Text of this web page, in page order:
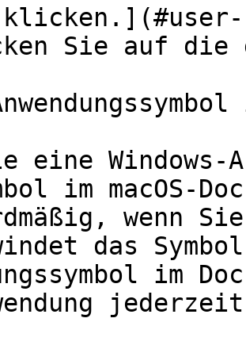
Sie auf die
eine
im macOS-
wenn
das
im